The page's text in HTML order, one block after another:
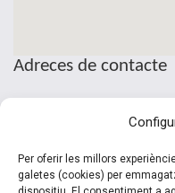
Per oferir les millors
galetes (cookies) per
Adreces de contacte
Telèfon: (+34) 937 361 100